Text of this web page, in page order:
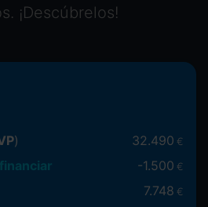
¡Descúbrelos!
) 32.490 €
-1.500 €
7.748 €